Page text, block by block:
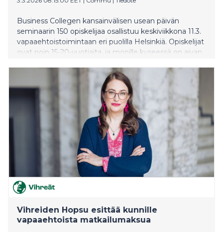
Business Collegen kansainvälisen usean päivän
seminaarin 150 opiskelijaa osallistuu keskiviikkona 11.3.
vapaaehtoistoimintaan eri puolilla Helsinkiä. Opiskelijat
ovat noin 15-20-vuotiaita, ja monille kyseessä on aivan
vapaaehtoistyöstä, vieläpä vieraassa maassa. Päivän
aikana opiskelijat jalkautuvat yli 20 eri kohteeseen
auttamaan esimerkiksi pakkaus-, järjestely- ja
lajittelutehtävissä, ruokajakelussa, lipaskeräyksissä sekä
muissa talkootehtävissä.
Vihreiden Hopsu esittää kunnille
vapaaehtoista matkailumaksua